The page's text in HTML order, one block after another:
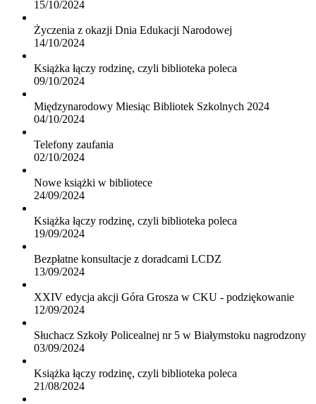
15/10/2024
Życzenia z okazji Dnia Edukacji Narodowej
14/10/2024
Książka łączy rodzinę, czyli biblioteka poleca
09/10/2024
Międzynarodowy Miesiąc Bibliotek Szkolnych 2024
04/10/2024
Telefony zaufania
02/10/2024
Nowe książki w bibliotece
24/09/2024
Książka łączy rodzinę, czyli biblioteka poleca
19/09/2024
Bezpłatne konsultacje z doradcami LCDZ
13/09/2024
XXIV edycja akcji Góra Grosza w CKU - podziękowanie
12/09/2024
Słuchacz Szkoły Policealnej nr 5 w Białymstoku nagrodzony
03/09/2024
Książka łączy rodzinę, czyli biblioteka poleca
21/08/2024